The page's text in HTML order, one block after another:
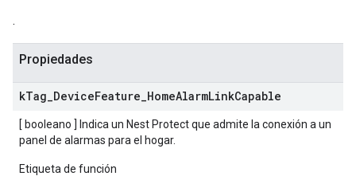
.
Propiedades
kTag DeviceFeature HomeAlarmLinkCapable
[ booleano ] Indica un Nest Protect que admite la conexión a un
panel de alarmas para el hogar.
Etiqueta de función